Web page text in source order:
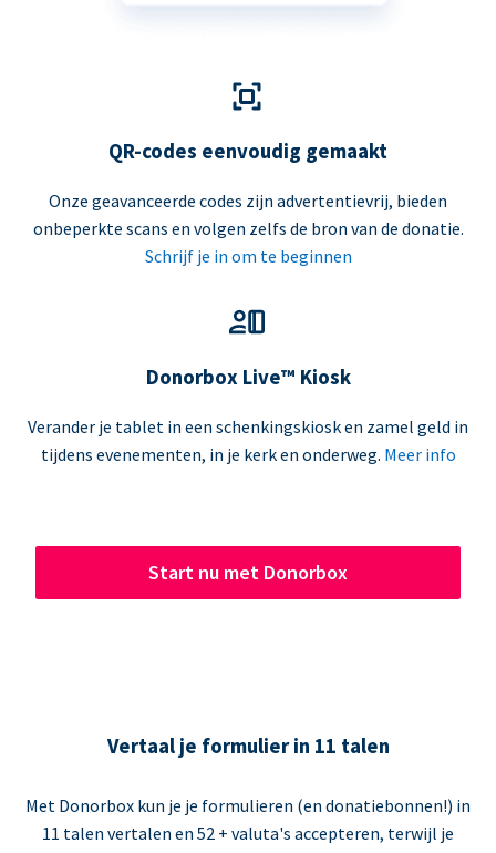
QR-codes eenvoudig gemaakt
Onze geavanceerde codes zijn advertentievrij, bieden
onbeperkte scans en volgen zelfs de bron van de donatie.
Schrijf je in om te beginnen
Donorbox Live™ Kiosk
Verander je tablet in een schenkingskiosk en zamel geld in
tijdens evenementen, in je kerk en onderweg. Meer info
Start nu met Donorbox
Vertaal je formulier in 11 talen
Met Donorbox kun je je formulieren (en donatiebonnen!) in
11 talen vertalen en 52 + valuta's accepteren, terwijl je